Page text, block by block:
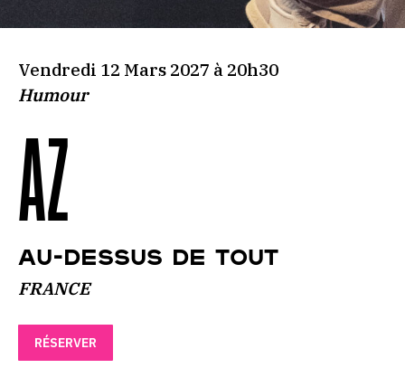
Vendredi 12 Mars 2027 à 20h30
Humour
AZ
AU-DESSUS DE TOUT
FRANCE
RÉSERVER